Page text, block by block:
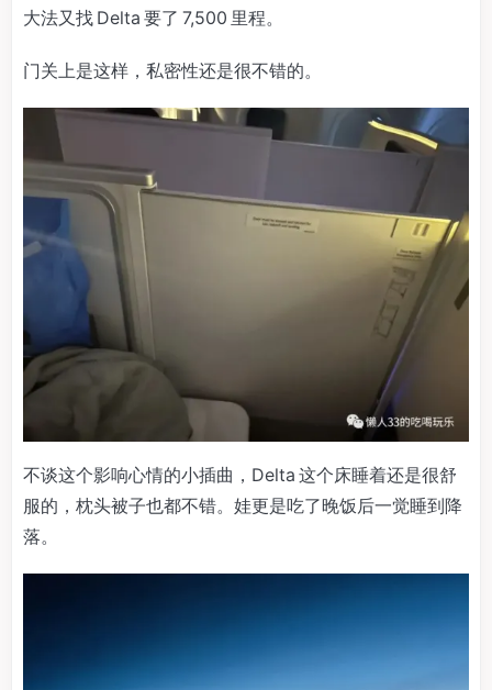
大法又找 Delta 要了 7,500 里程。
门关上是这样，私密性还是很不错的。
不谈这个影响心情的小插曲，Delta 这个床睡着还是很舒
服的，枕头被子也都不错。娃更是吃了晚饭后一觉睡到降
落。